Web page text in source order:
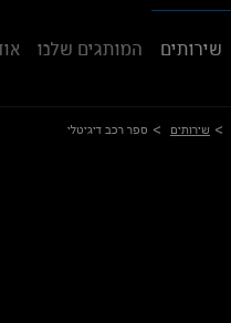
שירותים המותגים שלנו
> שירותים > ספר רכב דיגיטלי